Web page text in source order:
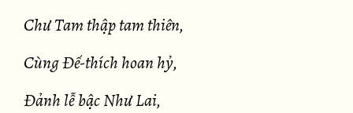
Chư Tam thập tam thiên,
Cùng Đế-thích hoan hỷ,
Đảnh lễ bậc Như Lai,